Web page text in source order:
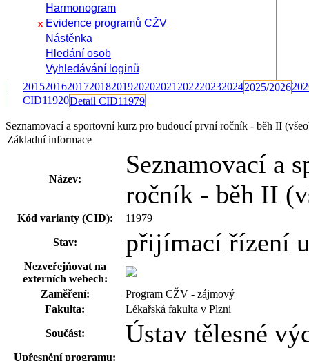
Harmonogram
x Evidence programů CŽV
Nástěnka
Hledání osob
Vyhledávání loginů
2015201620172018201920202021 2022202320242025/2026
CID11920Detail CID11979
Seznamovací a sportovní kurz pro budoucí první ročník - běh II
Základní informace
Název:
Seznamovací a
ročník - běh II
Kód varianty (CID): 11979
Stav: přijímací řízení
Nezveřejňovat na
externích webech:
Zaměření:
Program CŽV - zájmový
Fakulta:
Lékařská fakulta v Plzni
Součást: Ústav tělesné
Upřesnění programu: